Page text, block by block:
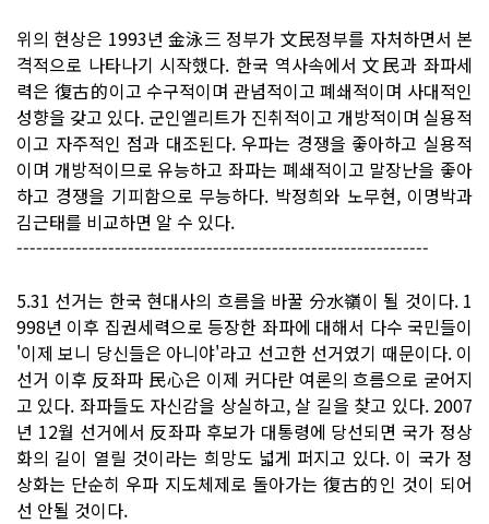
위의 현상은 1993년 金泳三 정부가 文民정부를 자처하면서 본
격적으로 나타나기 시작했다. 한국 역사속에서 文民과 좌파세
력은 復古的이고 수구적이며 관념적이고 폐쇄적이며 사대적인
성향을 갖고 있다. 군인엘리트가 진취적이고 개방적이며 실용적
이고 자주적인 점과 대조된다. 우파는 경쟁을 좋아하고 실용적
이며 개방적이므로 유능하고 좌파는 폐쇄적이고 말장난을 좋아
하고 경쟁을 기피함으로 무능하다. 박정희와 노무현, 이명박과
김근태를 비교하면 알 수 있다.
---------------------------------------------------------------
5.31 선거는 한국 현대사의 흐름을 바꿀 分水嶺이 될 것이다. 1
998년 이후 집권세력으로 등장한 좌파에 대해서 다수 국민들이
'이제 보니 당신들은 아니야'라고 선고한 선거였기 때문이다. 이
선거 이후 反좌파 民心은 이제 커다란 여론의 흐름으로 굳어지
고 있다. 좌파들도 자신감을 상실하고, 살 길을 찾고 있다. 2007
년 12월 선거에서 反좌파 후보가 대통령에 당선되면 국가 정상
화의 길이 열릴 것이라는 희망도 넓게 퍼지고 있다. 이 국가 정
상화는 단순히 우파 지도체제로 돌아가는 復古的인 것이 되어
선 안될 것이다.